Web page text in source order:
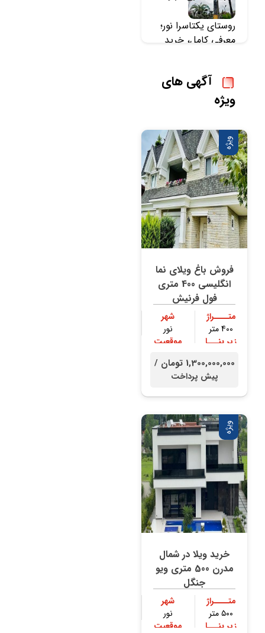
روستای یکتاسرا نور؛
معرفی کامل، خرید
آگهی های
ویژه
ویژه
فروش باغ ویلای نما
انگلیسی 400 متری
فول فرنیش
متــــراژ
400 متر
شهر
نور
زیر بنـــا
موقعیت
1,300,000,000 تومان /
پیش پرداخت
ویژه
خرید ویلا در شمال
مدرن 500 متری ویو
جنگل
متــــراژ
۵۰۰ متر
شهر
نور
زیر بنـــا
موقعیت